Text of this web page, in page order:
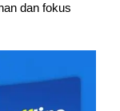
dan fokus